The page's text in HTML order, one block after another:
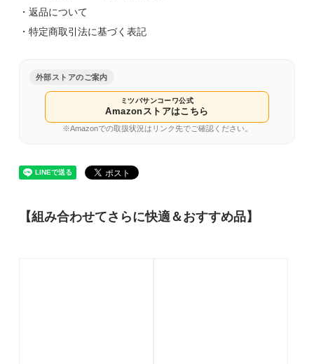
・返品について
・特定商取引法に基づく表記
外部ストアのご案内
ミツバサンコーワ公式
Amazonストアはこちら
※Amazonでの取扱状況はリンク先でご確認ください。
【組み合わせてさらに快適＆おすすめ品】